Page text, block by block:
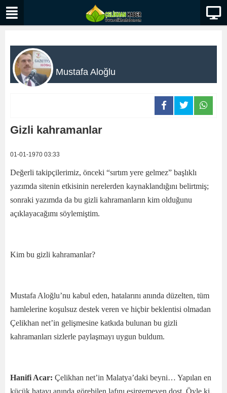
Mustafa Aloğlu
Gizli kahramanlar
01-01-1970 03:33
Değerli takipçilerimiz, önceki “sırtım yere gelmez” başlıklı
yazımda sitenin etkisinin nerelerden kaynaklandığını belirtmiş;
sonraki yazımda da bu gizli kahramanların kim olduğunu
açıklayacağımı söylemiştim.
Kim bu gizli kahramanlar?
Mustafa Aloğlu’nu kabul eden, hatalarını anında düzelten, tüm
hamlelerine koşulsuz destek veren ve hiçbir beklentisi olmadan
Çelikhan net’in gelişmesine katkıda bulunan bu gizli
kahramanları sizlerle paylaşmayı uygun buldum.
Hanifi Acar: Çelikhan net’in Malatya’daki beyni… Yapılan en
küçük hatayı anında görebilen lafını esirgemeyen dost. Öyle ki,